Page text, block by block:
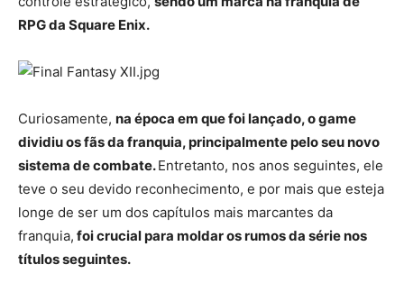
RPG da Square Enix.
Curiosamente, na época em que foi lançado, o game
dividiu os fãs da franquia, principalmente pelo seu novo
sistema de combate.Entretanto, nos anos seguintes, ele
teve o seu devido reconhecimento, e por mais que esteja
longe de ser um dos capítulos mais marcantes da
franquia, foi crucial para moldar os rumos da série nos
títulos seguintes.